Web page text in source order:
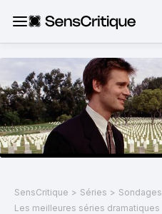
SensCritique > Séries > Sondages
Les meilleures séries dramatiques